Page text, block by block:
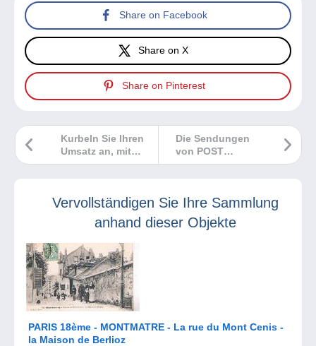
Share on Facebook
Share on X
Share on Pinterest
Die Sendungen
von POST
Luxembourg im
Kurbeln Sie Ihren
Umsatz an, mit
unserer neuen
Vervollständigen Sie Ihre Sammlung
anhand dieser Objekte
PARIS 18ème - MONTMATRE - La rue du Mont Cenis -
la Maison de Berlioz